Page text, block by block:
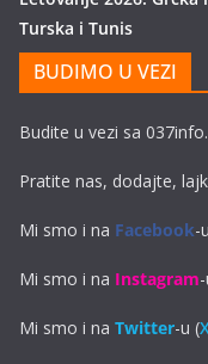
Turska i Tunis
BUDIMO U VEZI
Budite u vezi sa
Pratite nas, dodajte,
Mi smo i na Facebook-
Mi smo i na Instagram
Mi smo i na Twitter-u (